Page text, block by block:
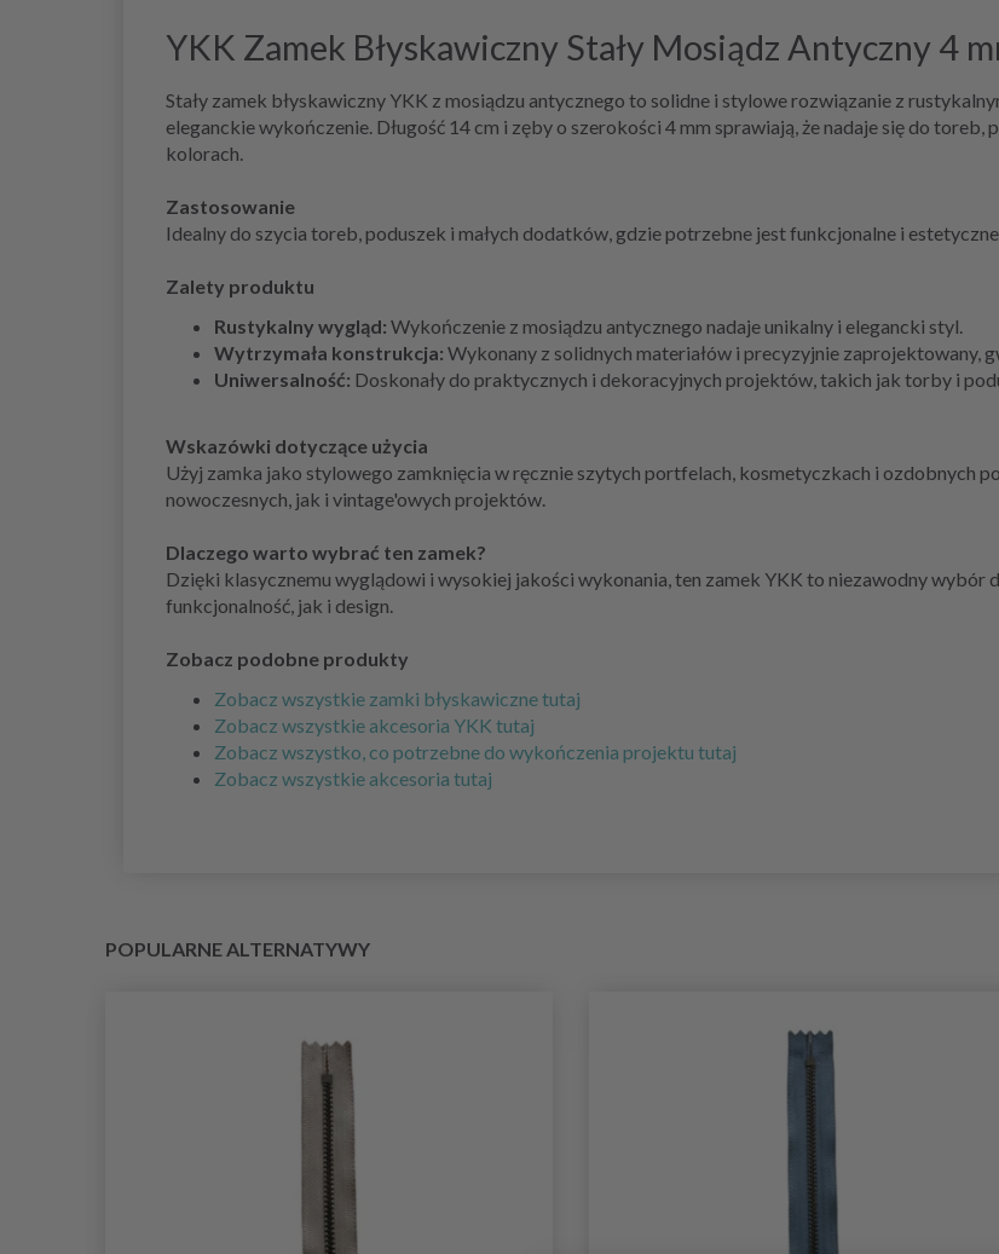
YKK Zamek Błyskawiczny Stały Mosiądz Antyczny 4
Stały zamek błyskawiczny YKK z mosiądzu antycznego to solidne i stylowe rozwiązanie z
eleganckie wykończenie. Długość 14 cm i zęby o szerokości 4 mm sprawiają, że nadaje się do
kolorach.
Zastosowanie
Idealny do szycia toreb, poduszek i małych dodatków, gdzie potrzebne jest funkcjonalne i
Zalety produktu
Rustykalny wygląd: Wykończenie z mosiądzu antycznego nadaje unikalny i elegancki styl.
Wytrzymała konstrukcja: Wykonany z solidnych materiałów i precyzyjnie zaprojektowany,
Uniwersalność: Doskonały do praktycznych i dekoracyjnych projektów, takich jak torby i
Wskazówki dotyczące użycia
Użyj zamka jako stylowego zamknięcia w ręcznie szytych portfelach, kosmetyczkach i ozdobnych
nowoczesnych, jak i vintage'owych projektów.
Dlaczego warto wybrać ten zamek?
Dzięki klasycznemu wyglądowi i wysokiej jakości wykonania, ten zamek YKK to niezawodny
funkcjonalność, jak i design.
Zobacz podobne produkty
Zobacz wszystkie zamki błyskawiczne tutaj
Zobacz wszystkie akcesoria YKK tutaj
Zobacz wszystko, co potrzebne do wykończenia projektu tutaj
Zobacz wszystkie akcesoria tutaj
POPULARNE ALTERNATYWY